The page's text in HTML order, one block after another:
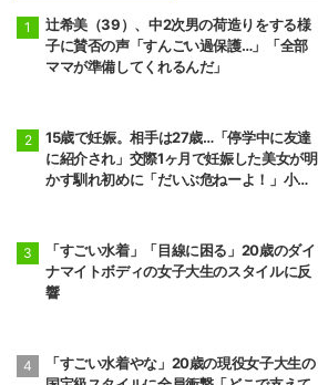
辻希美（39）、中2次男の荷造りをする様
子に賛否の声「すんごい過保護…」「全部
ママが準備してくれるんだ」
15歳で妊娠。相手は27歳…「停学中に友達
に紹介され」交際1ヶ月で妊娠した美女が明
かす馴れ初めに「だいぶ危ねーよ！」小森
「すごい水着」「目線に困る」20歳のダイ
ナマイトボディの女子大生のスタイルに反
響
「すごい水着やな」20歳の現役女子大生の